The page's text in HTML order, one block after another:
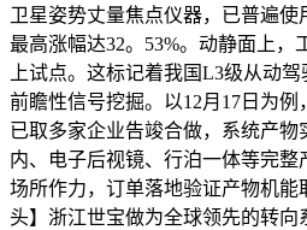
卫星姿势丈量焦点仪器，已普遍
最高涨幅达32。53%。动静面上
上试点。这标记着我国L3级从动
前瞻性信号挖掘。以12月17日为
已取多家企业告竣合做，系统产
内、电子后视镜、行泊一体等完
场所作力，订单落地验证产物机能
头】浙江世宝做为全球领先的转